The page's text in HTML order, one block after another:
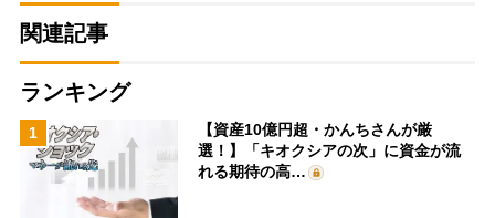
関連記事
ランキング
1
【資産10億円超・かんちさんが厳
選！】「キオクシアの次」に資金が流
れる期待の高…